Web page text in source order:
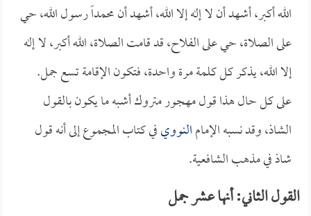
الله أكبر، أشهد أن لا إله إلا الله، أشهد أن محمداً رسول الله، حي
على الصلاة، حي على الفلاح، قد قامت الصلاة، الله أكبر، لا إله
إلا الله، يذكر كل كلمة مرة واحدة، فتكون الإقامة تسع جمل.
على كل حال هذا قول مهجور متروك أشبه ما يكون بالقول
الشاذ، وقد نسبه الإمامالنوويفي كتاب المجموع إلى أنه قول
شاذ في مذهب الشافعية.
القول الثاني: أنها عشر جمل